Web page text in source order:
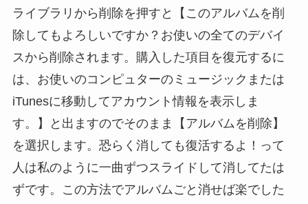
ライブラリから削除を押すと【このアルバムを削
除してもよろしいですか？お使いの全てのデバイ
スから削除されます。購入した項目を復元するに
は、お使いのコンピュターのミュージックまたは
iTunesに移動してアカウント情報を表示しま
す。】と出ますのでそのまま【アルバムを削除】
を選択します。恐らく消しても復活するよ！って
人は私のように一曲ずつスライドして消してたは
ずです。この方法でアルバムごと消せば楽でした